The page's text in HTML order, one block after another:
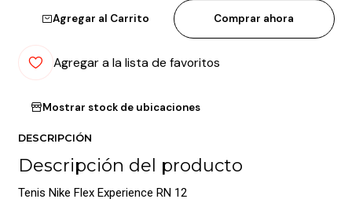
Agregar al Carrito Comprar ahora
Agregar a la lista de favoritos
Mostrar stock de ubicaciones
DESCRIPCIÓN
Descripción del producto
Tenis Nike Flex Experience RN 12